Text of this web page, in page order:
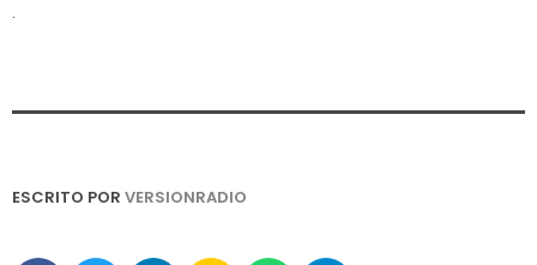
.
ESCRITO POR VERSIONRADIO